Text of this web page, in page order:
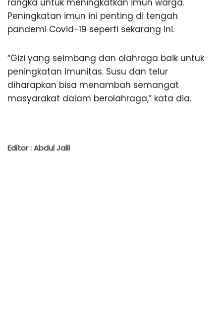
Peningkatan imun ini penting di tengah
pandemi Covid-19 seperti sekarang ini.
“Gizi yang seimbang dan olahraga baik untuk
peningkatan imunitas. Susu dan telur
diharapkan bisa menambah semangat
masyarakat dalam berolahraga,” kata dia.
Editor : Abdul Jalil